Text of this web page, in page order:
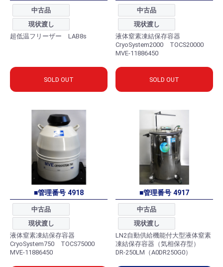
中古品
現状渡し
超低温フリーザー LAB8s
SOLD OUT
中古品
現状渡し
液体窒素凍結保存容器
CryoSystem2000 TOCS20000
MVE-11886450
SOLD OUT
■管理番号 4918
中古品
現状渡し
液体窒素凍結保存容器
CryoSystem750 TOCS75000
MVE-11886450
■管理番号 4917
中古品
現状渡し
LN2自動供給機能付大型液体窒素
凍結保存容器（気相保存型）
DR-250LM（A0DR250G0）